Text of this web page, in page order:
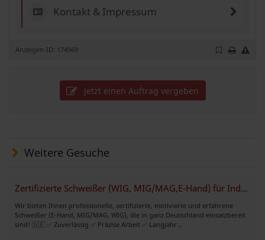
Kontakt & Impressum
Anzeigen-ID: 174969
Jetzt einen Auftrag vergeben
Weitere Gesuche
Zertifizierte Schweißer (WIG, MIG/MAG,E-Hand) für Industrie & Handwerk
Wir bieten Ihnen professionelle, zertifizierte, motivierte und erfahrene
Schweißer (E-Hand, MIG/MAG, WIG), die in ganz Deutschland einsatzbereit
sind! 🇩🇪 ✅ Zuverlässig ✅ Präzise Arbeit ✅ Langjähr ..